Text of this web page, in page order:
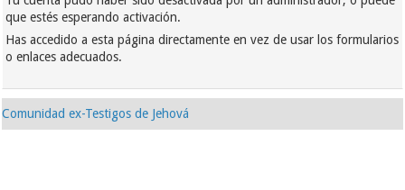
que estés esperando activación.
Has accedido a esta página directamente en vez de usar los formularios
o enlaces adecuados.
Comunidad ex-Testigos de Jehová